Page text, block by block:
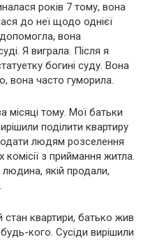
років 7 тому, вона
до неї щодо однієї
вона
Я виграла. Після я
богині суду. Вона
вона часто гуморила.
місяці тому. Мої батьки
поділити квартиру
людям розселення
з приймання житла.
якій продали,
квартири, батько жив
кого. Сусіди вирішили